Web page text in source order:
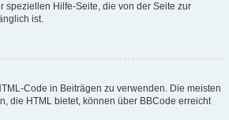
speziellen Hilfe-Seite, die von der Seite zur
ist.
Code in Beiträgen zu verwenden. Die meisten
die HTML bietet, können über BBCode erreicht